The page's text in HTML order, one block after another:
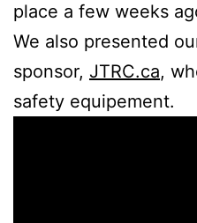
place a few weeks
We also presented
sponsor, JTRC.ca,
safety equipement.